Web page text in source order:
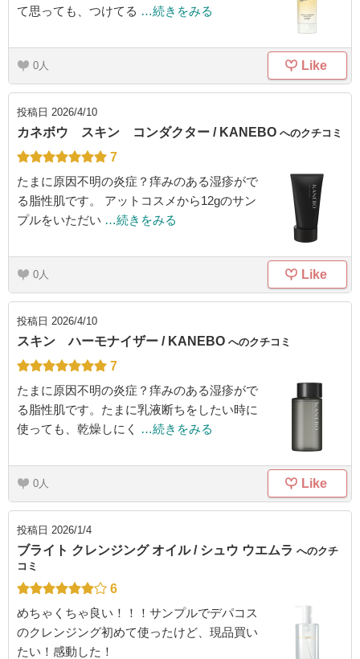
て思っても、つけてる …続きをみる
0 Like
投稿日 2026/4/10
カネボウ スキン コンダクター / KANEBO へのクチコミ
7
たまに原因不明の炎症？痒みのある湿疹がで
る脂性肌です。 アットコスメから12gのサン
プルをいただい …続きをみる
0 Like
投稿日 2026/4/10
スキン ハーモナイザー / KANEBO へのクチコミ
7
たまに原因不明の炎症？痒みのある湿疹がで
る脂性肌です。たまに乳液断ちをしたい時に
使っても、乾燥しにく
…続きをみる
0 Like
投稿日 2026/1/4
ブライト クレンジング オイル / シュウ ウエムラ へのクチ
コミ
6
めちゃくちゃ良い！！！サンプルでデパコス
のクレンジング初めて使ったけど、現品買い
たい！感動した！